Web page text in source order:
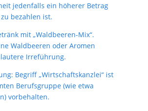
jedenfalls ein höherer Betrag
bezahlen ist.
mit „Waldbeeren-Mix“.
Waldbeeren oder Aromen
Irreführung.
Begriff „Wirtschaftskanzlei“ ist
Berufsgruppe (wie etwa
vorbehalten.